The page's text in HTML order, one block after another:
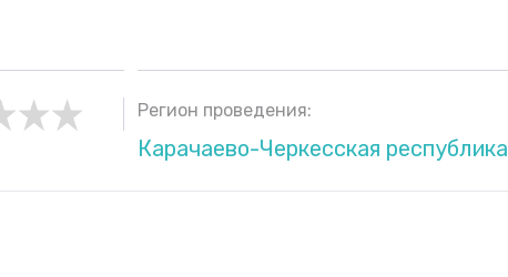
Регион проведения:
Карачаево-Черкесская республика